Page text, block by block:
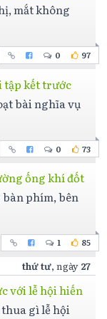
mắt không
0 97
tập kết trước
bài nghĩa vụ
0 73
ống khí đốt
phím, bên
1 85
thứ tư, ngày 27
với lễ hội hiến
gì lễ hội